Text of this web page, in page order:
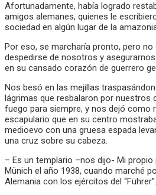
Afortunadamente, había logrado
amigos alemanes, quienes le
sociedad en algún lugar de la
Por eso, se marcharía pronto, pero
despedirse de nosotros y
en su cansado corazón de guerrero
Nos besó en las mejillas
lágrimas que resbalaron por nuestros
fuego para siempre, y nos dejó como
escapulario que en su centro
medioevo con una gruesa espada
una cruz sobre su cabeza.
– Es un templario –nos dijo- Mi
Münich el año 1938, cuando marché
Alemania con los ejércitos del “Führer”.